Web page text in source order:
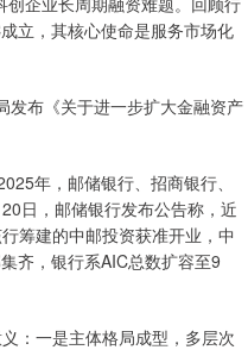
立，其核心使命是服务市场化
布《关于进一步扩大金融资产
年，邮储银行、招商银行、
日，邮储银行发布公告称，近
筹建的中邮投资获准开业，中
齐，银行系AIC总数扩容至9
：一是主体格局成型，多层次